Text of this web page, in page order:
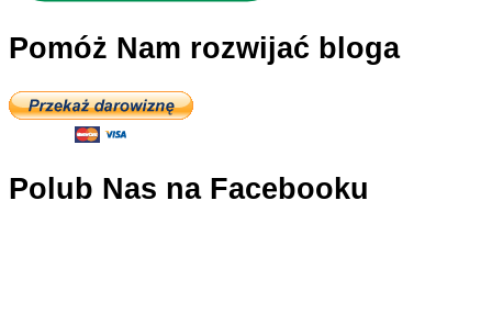
Pomóż Nam rozwijać bloga
Polub Nas na Facebooku